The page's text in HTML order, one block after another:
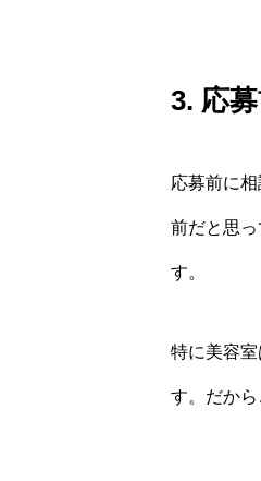
3. 応
応募前に
前だと思
す。
特に美容
す。だか